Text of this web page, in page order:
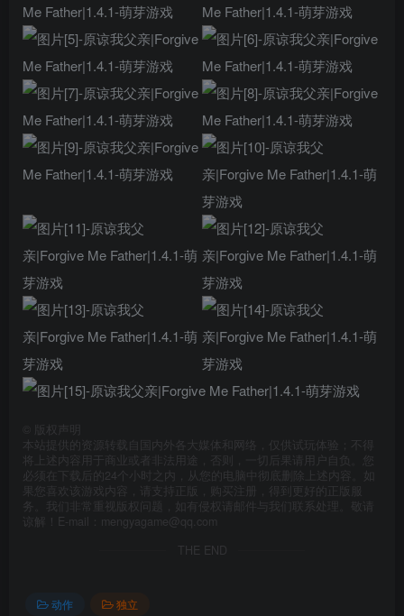
版权声明
本站提供的资源转载自国内外各大媒体和网络，仅供试玩体验；不得
将上述内容用于商业或者非法用途，否则，一切后果请用户自负。您
必须在下载后的24个小时之内，从您的电脑中彻底删除上述内容。如
果您喜欢该游戏内容，请支持正版，购买注册，得到更好的正版服
务。我们非常重视版权问题，如有侵权请邮件与我们联系处理。敬请
谅解！E-mail：mengyagame@qq.com
THE END
动作
独立